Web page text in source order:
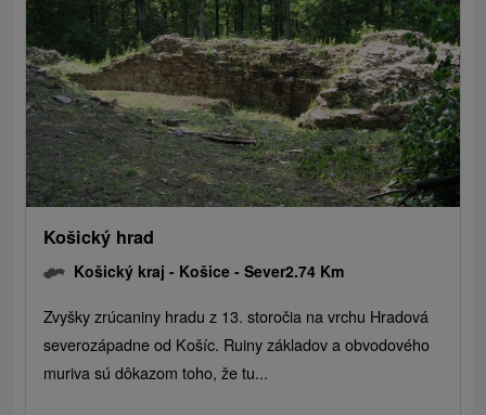
Košický hrad
Košický kraj - Košice - Sever2.74 Km
Zvyšky zrúcaniny hradu z 13. storočia na vrchu Hradová
severozápadne od Košíc. Ruiny základov a obvodového
muriva sú dôkazom toho, že tu...